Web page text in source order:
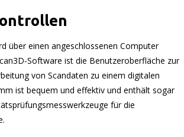
über einen angeschlossenen Computer
Software ist die Benutzeroberfläche zur
von Scandaten zu einem digitalen
ist bequem und effektiv und enthält sogar
für die